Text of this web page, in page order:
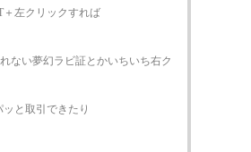
＋左クリックすれば
ない夢幻ラビ証とかいちいち右ク
と取引できたり